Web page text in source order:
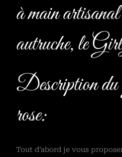
à main
autruche, le
Description
rose:
Tout d’abord je vous